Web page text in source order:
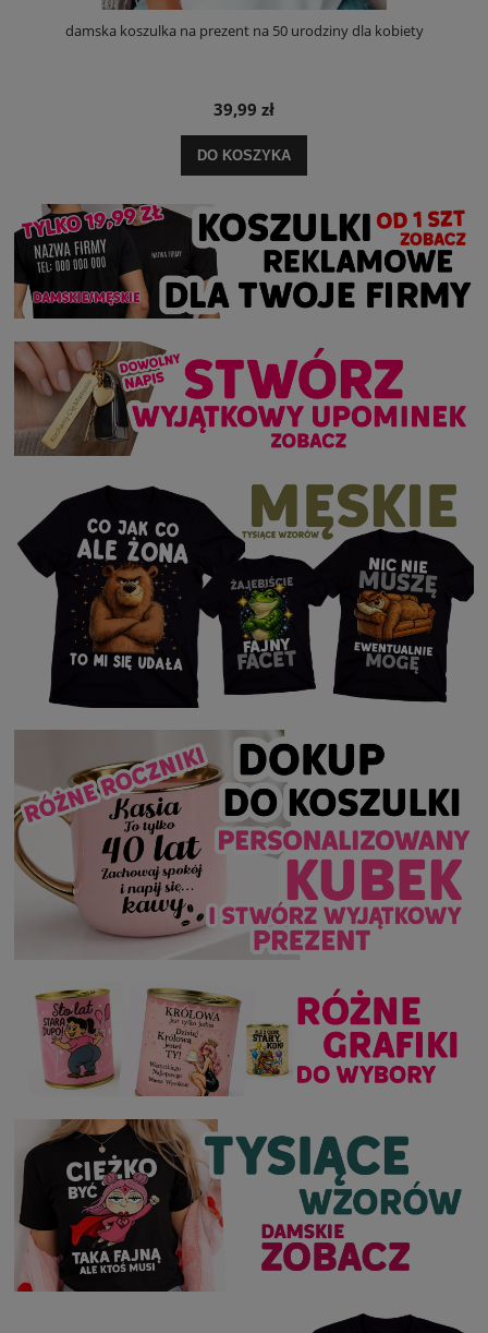
damska koszulka na prezent na 50 urodziny dla kobiety
39,99 zł
DO KOSZYKA